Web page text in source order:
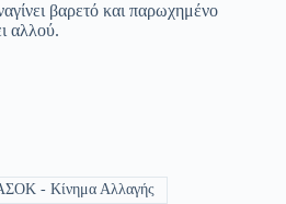
βαρετό και παρωχημένο
αλλού.
- Κίνημα Αλλαγής